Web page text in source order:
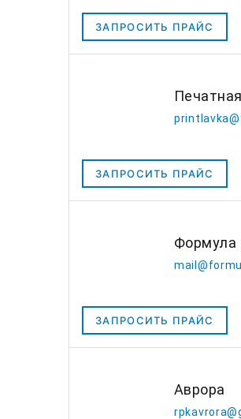
ЗАПРОСИТЬ ПРАЙС
ЗАПРОСИТЬ ПРАЙС
Формула
ЗАПРОСИТЬ ПРАЙС
Аврора